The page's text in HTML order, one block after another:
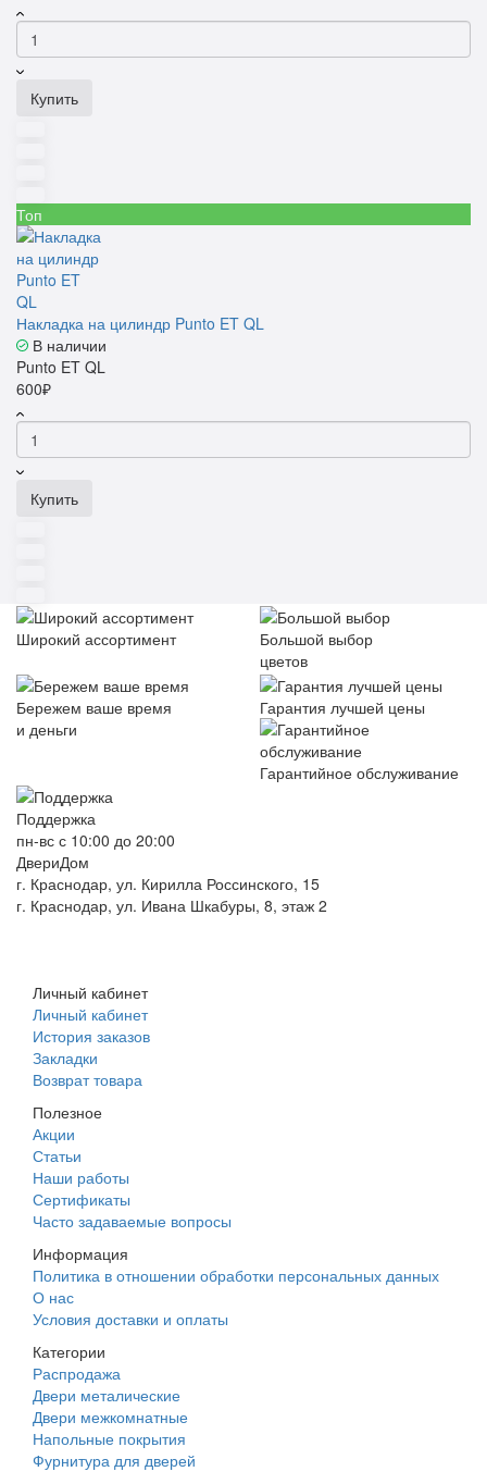
Купить
Топ
Накладка на цилиндр Punto ET QL
В наличии
Punto ET QL
600₽
Купить
Широкий ассортимент
Большой выбор
цветов
Бережем ваше время
и деньги
Гарантия лучшей цены
Гарантийное обслуживание
Поддержка
пн-вс с 10:00 до 20:00
ДвериДом
г. Краснодар, ул. Кирилла Россинского, 15
г. Краснодар, ул. Ивана Шкабуры, 8, этаж 2
Личный кабинет
Личный кабинет
История заказов
Закладки
Возврат товара
Полезное
Акции
Статьи
Наши работы
Сертификаты
Часто задаваемые вопросы
Информация
Политика в отношении обработки персональных данных
О нас
Условия доставки и оплаты
Категории
Распродажа
Двери металические
Двери межкомнатные
Напольные покрытия
Фурнитура для дверей